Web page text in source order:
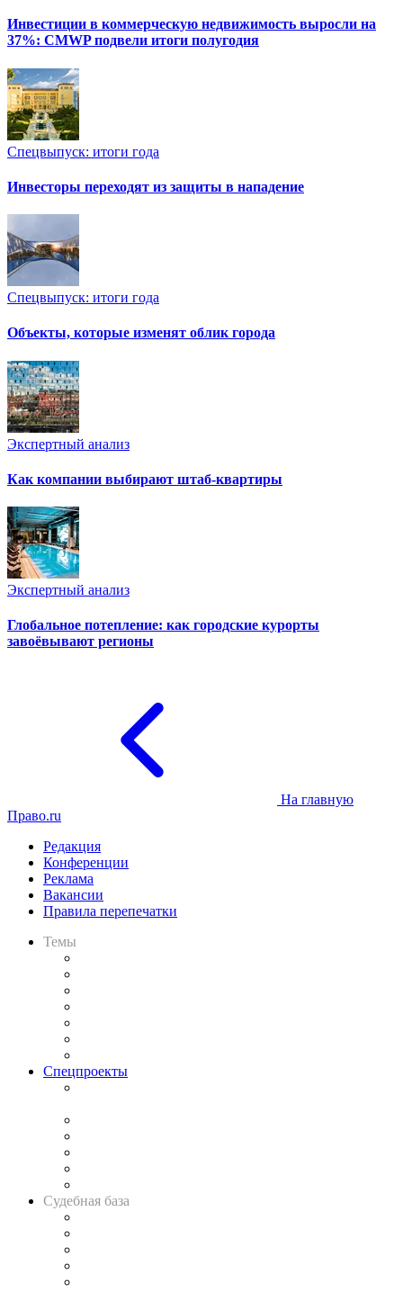
Инвестиции в коммерческую недвижимость выросли на
37%: CMWP подвели итоги полугодия
Спецвыпуск: итоги года
Инвесторы переходят из защиты в нападение
Спецвыпуск: итоги года
Объекты, которые изменят облик города
Экспертный анализ
Как компании выбирают штаб-квартиры
Экспертный анализ
Глобальное потепление: как городские курорты
завоёвывают регионы
На главную
Право.ru
Редакция
Конференции
Реклама
Вакансии
Правила перепечатки
Темы
Спецпроекты
Судебная база